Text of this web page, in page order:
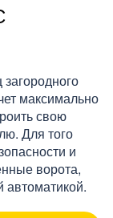
максимально
свою
Для того
и
ворота,
автоматикой.